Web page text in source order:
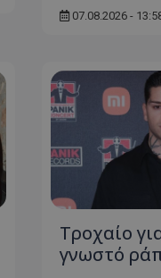
07.08.2026 -
Τροχαίο
γνωστό
msToken